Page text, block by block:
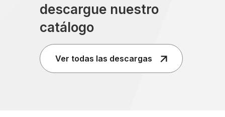
descargue nuestro
catálogo
Ver todas las descargas